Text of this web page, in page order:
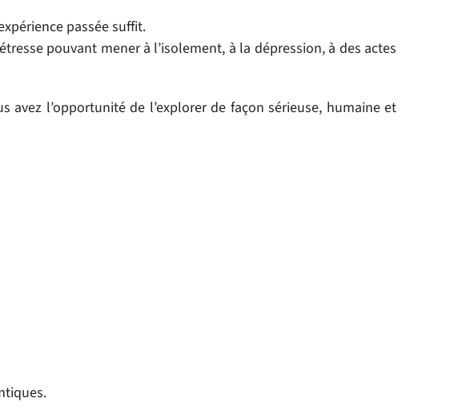
passée suffit.
pouvant mener à l’isolement, à la dépression, à des actes
avez l’opportunité de l’explorer de façon sérieuse, humaine et